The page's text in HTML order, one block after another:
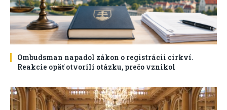
Ombudsman napadol zákon o registrácii cirkví.
Reakcie opäť otvorili otázku, prečo vznikol